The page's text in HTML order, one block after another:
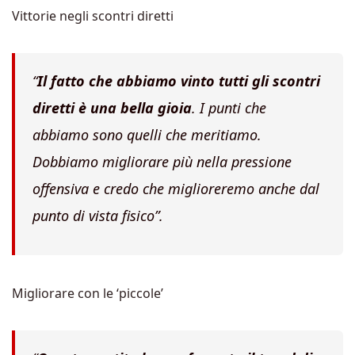
Vittorie negli scontri diretti
“Il fatto che abbiamo vinto tutti gli scontri
diretti è una bella gioia. I punti che
abbiamo sono quelli che meritiamo.
Dobbiamo migliorare più nella pressione
offensiva e credo che miglioreremo anche dal
punto di vista fisico”.
Migliorare con le ‘piccole’